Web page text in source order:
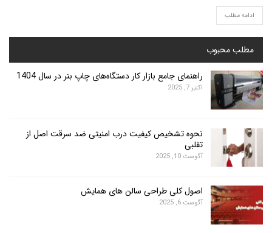
راهنمای جامع بازار کار دستگاه‌های چاپ بنر در سال 1404
اکتبر 7, 2025
نحوه تشخیص کیفیت درب امنیتی ضد سرقت اصل از
تقلبی
آگوست 10, 2025
اصول کلی طراحی سالن های همایش
آگوست 6, 2025